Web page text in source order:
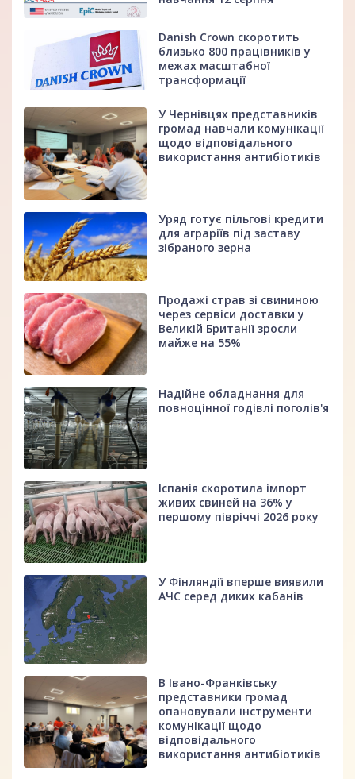
Danish Crown скоротить
близько 800 працівників у
межах масштабної
трансформації
У Чернівцях представників
громад навчали комунікації
щодо відповідального
використання антибіотиків
Уряд готує пільгові кредити
для аграріїв під заставу
зібраного зерна
Продажі страв зі свининою
через сервіси доставки у
Великій Британії зросли
майже на 55%
Надійне обладнання для
повноцінної годівлі поголів'я
Іспанія скоротила імпорт
живих свиней на 36% у
першому півріччі 2026 року
У Фінляндії вперше виявили
АЧС серед диких кабанів
В Івано-Франківську
представники громад
опановували інструменти
комунікації щодо
відповідального
використання антибіотиків